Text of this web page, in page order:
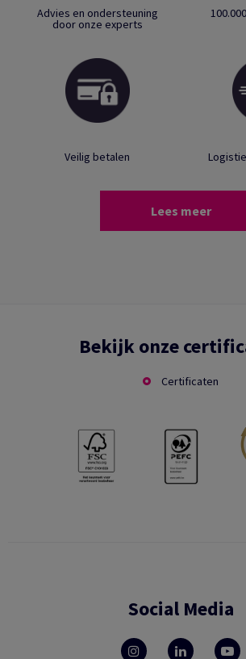
Advies en ondersteuning
door onze experts
Veilig betalen
Lees meer
Bekijk onze
Certificaten
Social Media